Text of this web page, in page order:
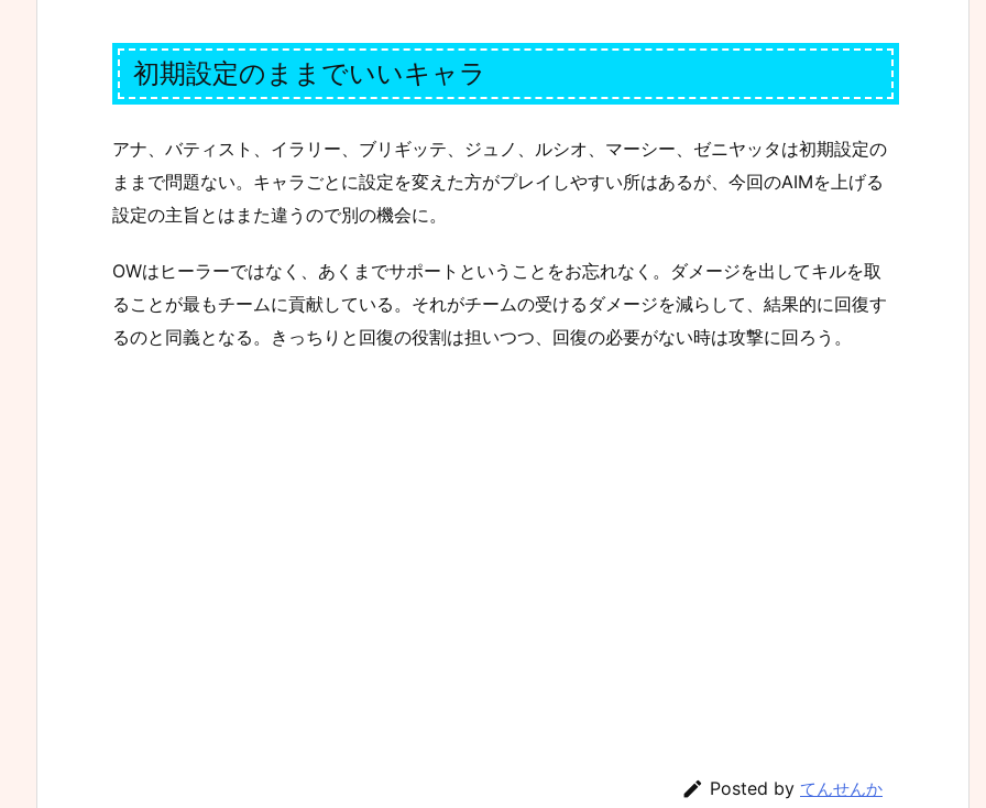
初期設定のままでいいキャラ
アナ、バティスト、イラリー、ブリギッテ、ジュノ、ルシオ、マーシー、ゼニヤッタは初期設定の
ままで問題ない。キャラごとに設定を変えた方がプレイしやすい所はあるが、今回のAIMを上げる
設定の主旨とはまた違うので別の機会に。
OWはヒーラーではなく、あくまでサポートということをお忘れなく。ダメージを出してキルを取
ることが最もチームに貢献している。それがチームの受けるダメージを減らして、結果的に回復す
るのと同義となる。きっちりと回復の役割は担いつつ、回復の必要がない時は攻撃に回ろう。
 Posted by てんせんか